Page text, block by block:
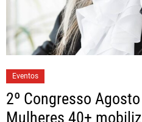
Eventos
2º Congresso
Mulheres 40+